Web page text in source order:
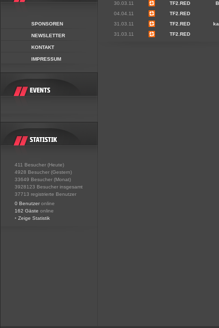
SPONSOREN
NEWSLETTER
KONTAKT
IMPRESSUM
411 Besucher (Heute)
4928 Besucher (Gestern)
33649 Besucher (Monat)
3928123 Besucher insgesamt
37713 registrierte Benutzer
0 Benutzer online
162 Gäste online
• Zeige Statistik
30.03.11 TF2.RED
04.04.11
TF2.RED
31.03.11
TF2.RED
31.03.11
TF2.RED